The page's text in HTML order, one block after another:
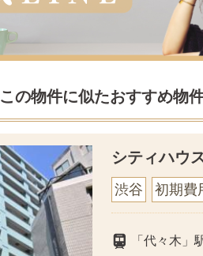
この物件に似たおすすめ物
シティハウ
渋谷 初期費
「代々木